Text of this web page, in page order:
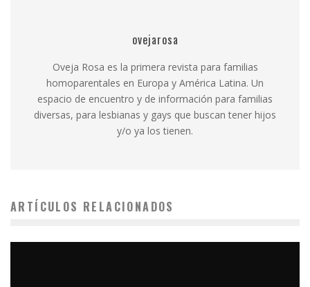
ovejarosa
Oveja Rosa es la primera revista para familias
homoparentales en Europa y América Latina. Un
espacio de encuentro y de información para familias
diversas, para lesbianas y gays que buscan tener hijos
y/o ya los tienen.
ARTÍCULOS RELACIONADOS